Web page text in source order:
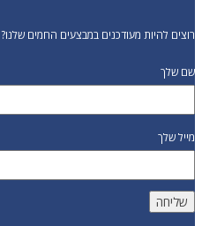
רוצים להיות מעודכנים במבצעים החמים שלנו?
שם שלך
מייל שלך